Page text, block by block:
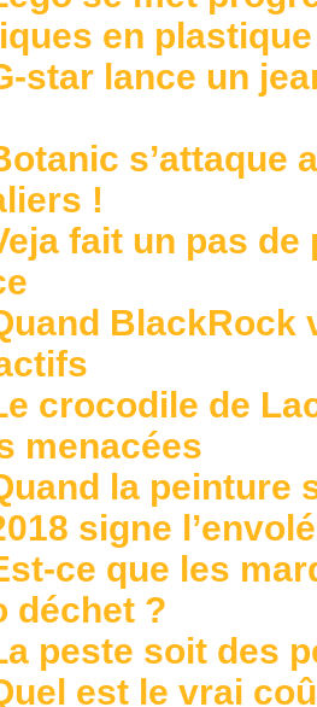
en
star lance un
s’attaque
!
fait un pas de
BlackRock
crocodile de
menacées
la peinture
signe
ce que les
déchet ?
peste soit des
est le vrai